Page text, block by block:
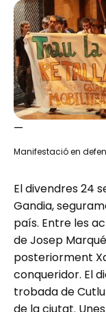
—
Manifestació en
El divendres 24
Gandia,
país. Entre les
de Josep
posteriorment
conqueridor. El
trobada de